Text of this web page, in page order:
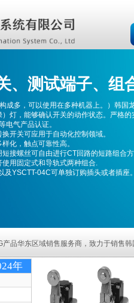
、测试端子、 组
成多，可以使用在多种机器上。） 韩国
灯，能够确认开关的动作状态。严格的
电气产品认证。
开关可应用于自动化控制领域。
化，触点可靠性高。
接螺丝可自由进行CT回路的短路组合
用固定式和导轨式两种组合.
及YSCTT-04C可单独订购插头或者插座
产品华东区域销售服务商，致力于销售
年